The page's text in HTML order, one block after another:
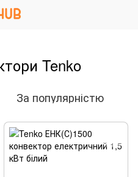
Tenko
За популярністю